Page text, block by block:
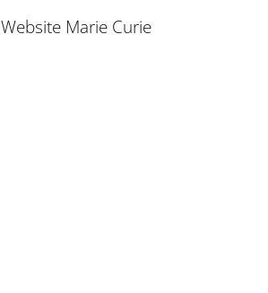
Website Marie Curie